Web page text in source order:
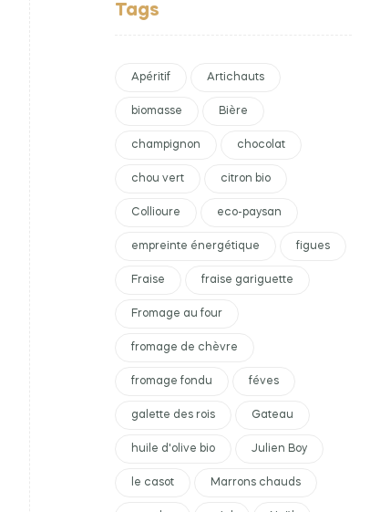
Tags
Apéritif Artichauts
biomasse Bière
champignon chocolat
chou vert citron bio
Collioure eco-paysan
empreinte énergétique figues
Fraise fraise gariguette
Fromage au four
fromage de chèvre
fromage fondu féves
galette des rois Gateau
huile d'olive bio Julien Boy
le casot Marrons chauds